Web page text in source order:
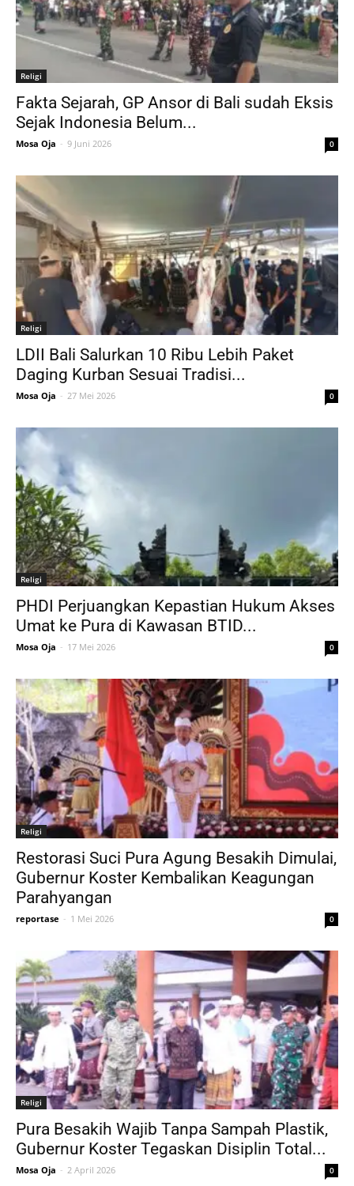
Religi
Fakta Sejarah, GP Ansor di Bali sudah Eksis
Sejak Indonesia Belum...
Mosa Oja - 9 Juni 2026 0
Religi
LDII Bali Salurkan 10 Ribu Lebih Paket
Daging Kurban Sesuai Tradisi...
Mosa Oja - 27 Mei 2026 0
Religi
PHDI Perjuangkan Kepastian Hukum Akses
Umat ke Pura di Kawasan BTID...
Mosa Oja - 17 Mei 2026 0
Religi
Restorasi Suci Pura Agung Besakih Dimulai,
Gubernur Koster Kembalikan Keagungan
Parahyangan
reportase - 1 Mei 2026 0
Religi
Pura Besakih Wajib Tanpa Sampah Plastik,
Gubernur Koster Tegaskan Disiplin Total...
Mosa Oja - 2 April 2026 0